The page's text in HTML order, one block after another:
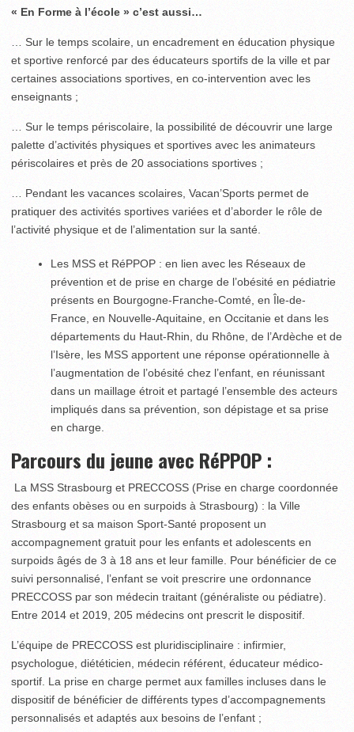
« En Forme à l’école » c’est aussi…
… Sur le temps scolaire, un encadrement en éducation physique
et sportive renforcé par des éducateurs sportifs de la ville et par
certaines associations sportives, en co-intervention avec les
enseignants ;
… Sur le temps périscolaire, la possibilité de découvrir une large
palette d’activités physiques et sportives avec les animateurs
périscolaires et près de 20 associations sportives ;
… Pendant les vacances scolaires, Vacan’Sports permet de
pratiquer des activités sportives variées et d’aborder le rôle de
l’activité physique et de l’alimentation sur la santé.
Les MSS et RéPPOP : en lien avec les Réseaux de
prévention et de prise en charge de l’obésité en pédiatrie
présents en Bourgogne-Franche-Comté, en Île-de-
France, en Nouvelle-Aquitaine, en Occitanie et dans les
départements du Haut-Rhin, du Rhône, de l’Ardèche et de
l’Isère, les MSS apportent une réponse opérationnelle à
l’augmentation de l’obésité chez l’enfant, en réunissant
dans un maillage étroit et partagé l’ensemble des acteurs
impliqués dans sa prévention, son dépistage et sa prise
en charge.
Parcours du jeune avec RéPPOP :
La MSS Strasbourg et PRECCOSS (Prise en charge coordonnée
des enfants obèses ou en surpoids à Strasbourg) : la Ville
Strasbourg et sa maison Sport-Santé proposent un
accompagnement gratuit pour les enfants et adolescents en
surpoids âgés de 3 à 18 ans et leur famille. Pour bénéficier de ce
suivi personnalisé, l’enfant se voit prescrire une ordonnance
PRECCOSS par son médecin traitant (généraliste ou pédiatre).
Entre 2014 et 2019, 205 médecins ont prescrit le dispositif.
L’équipe de PRECCOSS est pluridisciplinaire : infirmier,
psychologue, diététicien, médecin référent, éducateur médico-
sportif. La prise en charge permet aux familles incluses dans le
dispositif de bénéficier de différents types d’accompagnements
personnalisés et adaptés aux besoins de l’enfant ;